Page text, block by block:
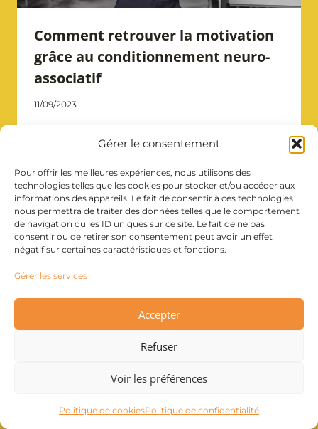
Gérer le consentement
Pour offrir les meilleures expériences, nous utilisons des
technologies telles que les cookies pour stocker et/ou accéder aux
informations des appareils. Le fait de consentir à ces technologies
nous permettra de traiter des données telles que le comportement
de navigation ou les ID uniques sur ce site. Le fait de ne pas
consentir ou de retirer son consentement peut avoir un effet
négatif sur certaines caractéristiques et fonctions.
Gérer les services
Accepter
Refuser
Voir les préférences
Politique de cookiesPolitique de confidentialité
Comment retrouver la motivation
grâce au conditionnement neuro-
associatif
Par
11/09/2023
L’importance de poser des limites
pour une vie pro et vie perso